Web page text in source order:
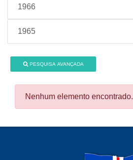
1966
1965
PESQUISA AVANÇADA
Nenhum elemento encontrado.